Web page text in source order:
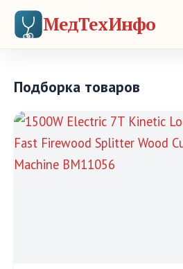
МедТехИнфо
Подборка товаров